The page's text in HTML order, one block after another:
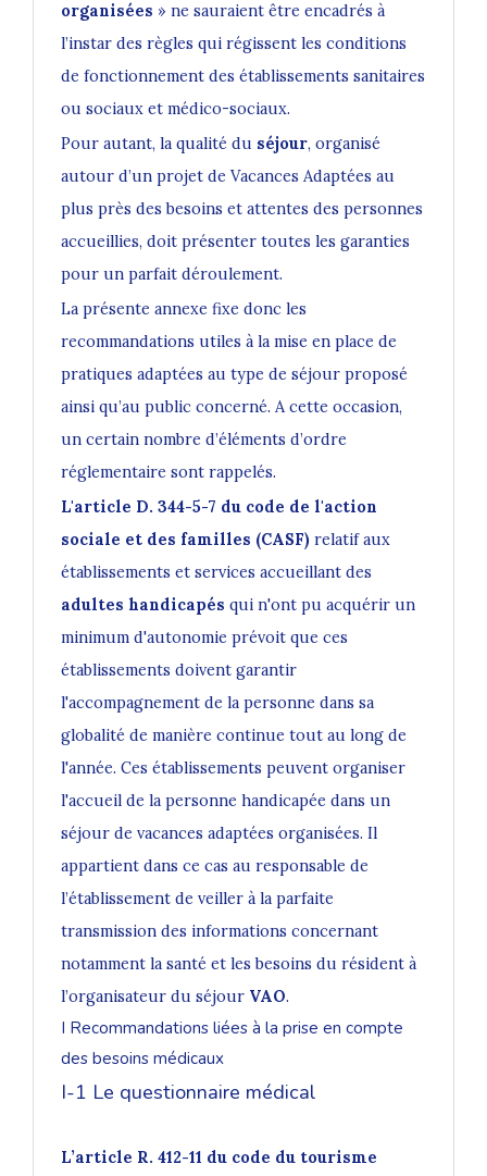
organisées » ne sauraient être encadrés à
l’instar des règles qui régissent les conditions
de fonctionnement des établissements sanitaires
ou sociaux et médico-sociaux.
Pour autant, la qualité du séjour, organisé
autour d’un projet de Vacances Adaptées au
plus près des besoins et attentes des personnes
accueillies, doit présenter toutes les garanties
pour un parfait déroulement.
La présente annexe fixe donc les
recommandations utiles à la mise en place de
pratiques adaptées au type de séjour proposé
ainsi qu’au public concerné. A cette occasion,
un certain nombre d’éléments d’ordre
réglementaire sont rappelés.
L'article D. 344-5-7 du code de l'action
sociale et des familles (CASF) relatif aux
établissements et services accueillant des
adultes handicapés qui n'ont pu acquérir un
minimum d'autonomie prévoit que ces
établissements doivent garantir
l'accompagnement de la personne dans sa
globalité de manière continue tout au long de
l'année. Ces établissements peuvent organiser
l'accueil de la personne handicapée dans un
séjour de vacances adaptées organisées. Il
appartient dans ce cas au responsable de
l’établissement de veiller à la parfaite
transmission des informations concernant
notamment la santé et les besoins du résident à
l’organisateur du séjour VAO.
I Recommandations liées à la prise en compte
des besoins médicaux
I-1 Le questionnaire médical
L’article R. 412-11 du code du tourisme